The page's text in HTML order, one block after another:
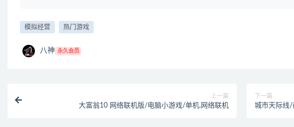
模拟经营 热门游戏
八神 永久会员
上一篇
大富翁10 网络联机版/电脑小游戏/单机.网络联机
下一篇
城市天际线/